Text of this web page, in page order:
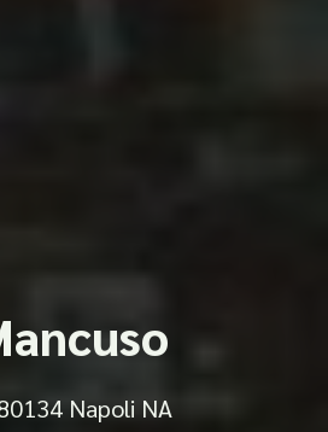
Napoli NA